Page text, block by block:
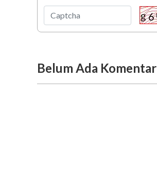
Belum Ada Komentar